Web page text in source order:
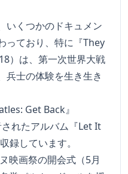
いくつかのドキュメン
っており、特に『They
）は、第一次世界大戦
兵士の体験を生き生き
Get Back』
されたアルバム『Let It
録しています。
映画祭の開会式（5月